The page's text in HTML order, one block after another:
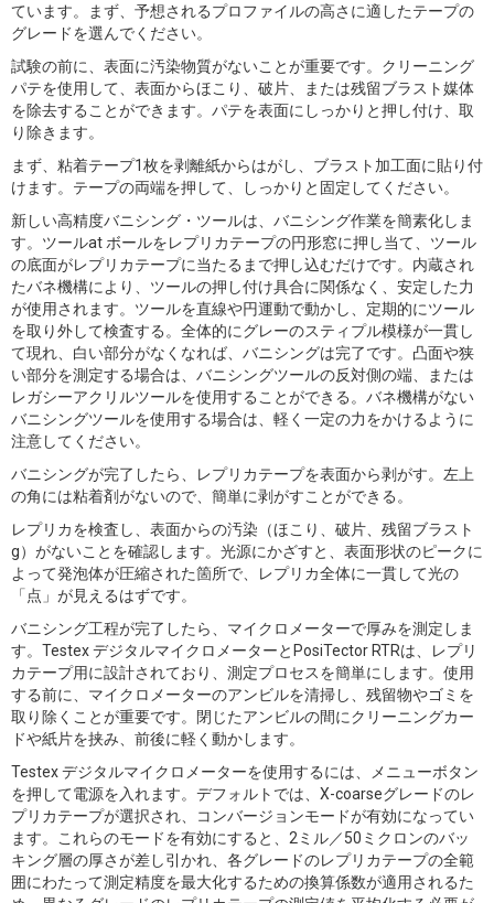
ています。まず、予想されるプロファイルの高さに適したテープの
グレードを選んでください。
試験の前に、表面に汚染物質がないことが重要です。クリーニング
パテを使用して、表面からほこり、破片、または残留ブラスト媒体
を除去することができます。パテを表面にしっかりと押し付け、取
り除きます。
まず、粘着テープ1枚を剥離紙からはがし、ブラスト加工面に貼り付
けます。テープの両端を押して、しっかりと固定してください。
新しい高精度バニシング・ツールは、バニシング作業を簡素化しま
す。ツールat ボールをレプリカテープの円形窓に押し当て、ツール
の底面がレプリカテープに当たるまで押し込むだけです。内蔵され
たバネ機構により、ツールの押し付け具合に関係なく、安定した力
が使用されます。ツールを直線や円運動で動かし、定期的にツール
を取り外して検査する。全体的にグレーのスティプル模様が一貫し
て現れ、白い部分がなくなれば、バニシングは完了です。凸面や狭
い部分を測定する場合は、バニシングツールの反対側の端、または
レガシーアクリルツールを使用することができる。バネ機構がない
バニシングツールを使用する場合は、軽く一定の力をかけるように
注意してください。
バニシングが完了したら、レプリカテープを表面から剥がす。左上
の角には粘着剤がないので、簡単に剥がすことができる。
レプリカを検査し、表面からの汚染（ほこり、破片、残留ブラスト
g）がないことを確認します。光源にかざすと、表面形状のピークに
よって発泡体が圧縮された箇所で、レプリカ全体に一貫して光の
「点」が見えるはずです。
バニシング工程が完了したら、マイクロメーターで厚みを測定しま
す。Testex デジタルマイクロメーターとPosiTector RTRは、レプリ
カテープ用に設計されており、測定プロセスを簡単にします。使用
する前に、マイクロメーターのアンビルを清掃し、残留物やゴミを
取り除くことが重要です。閉じたアンビルの間にクリーニングカー
ドや紙片を挟み、前後に軽く動かします。
Testex デジタルマイクロメーターを使用するには、メニューボタン
を押して電源を入れます。デフォルトでは、X-coarseグレードのレ
プリカテープが選択され、コンバージョンモードが有効になってい
ます。これらのモードを有効にすると、2ミル／50ミクロンのバッ
キング層の厚さが差し引かれ、各グレードのレプリカテープの全範
囲にわたって測定精度を最大化するための換算係数が適用されるた